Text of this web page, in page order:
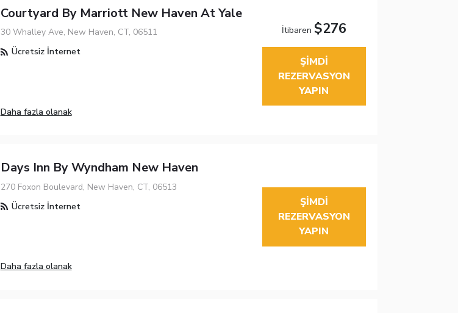
Courtyard By Marriott New Haven At Yale
30 Whalley Ave, New Haven, CT, 06511
Ücretsiz İnternet
Daha fazla olanak
İtibaren $276
ŞIMDI
REZERVASYON
YAPIN
Days Inn By Wyndham New Haven
270 Foxon Boulevard, New Haven, CT, 06513
Ücretsiz İnternet
Daha fazla olanak
ŞIMDI
REZERVASYON
YAPIN